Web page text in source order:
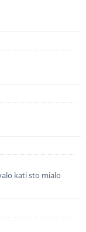
kati sto mialo